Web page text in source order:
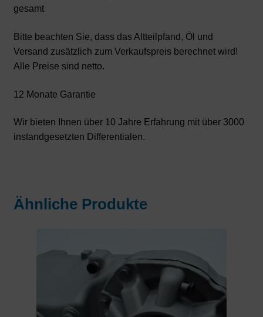
gesamt
Bitte beachten Sie, dass das Altteilpfand, Öl und
Versand zusätzlich zum Verkaufspreis berechnet wird!
Alle Preise sind netto.
12 Monate Garantie
Wir bieten Ihnen über 10 Jahre Erfahrung mit über 3000
instandgesetzten Differentialen.
Ähnliche Produkte